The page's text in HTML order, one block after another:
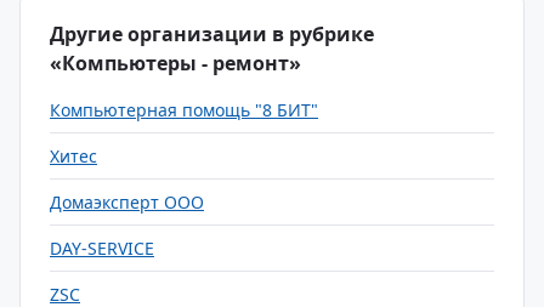
Другие организации в рубрике
«Компьютеры - ремонт»
Компьютерная помощь "8 БИТ"
Хитес
Домаэксперт ООО
DAY-SERVICE
ZSC